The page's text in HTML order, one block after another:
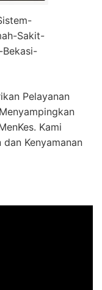
Sakit-
Pelayanan
Kami
Kenyamanan